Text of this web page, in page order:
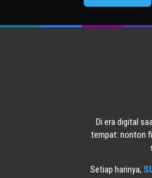
Di era digital
tempat: nonton
Setiap harinya,